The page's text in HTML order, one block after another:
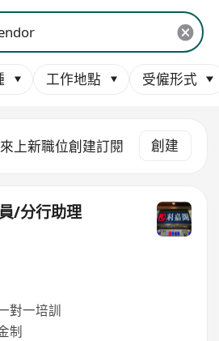
工作地點 受僱形式
上新職位創建訂閱 創建
/分行助理
對一培訓
制